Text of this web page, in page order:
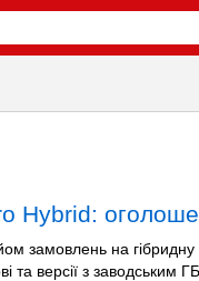
Hybrid:
замовлень на гібридну
та версії з заводським